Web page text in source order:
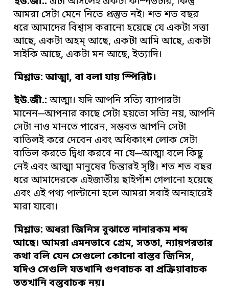
আমরা সেটা মেনে নিতে প্রস্তুত নই। শত শত বছর
ধরে আমাদের বিশ্বাস করানো হয়েছে যে একটা সত্তা
আছে, একটা অহম্ আছে, একটা আমি আছে, একটা
সাইকি আছে, একটা মন আছে, ইত্যাদি।
মিশ্লাভ: আত্মা,বা বলা যায় স্পিরিট।
ইউ.জী.: আত্মা। যদি আপনি সত্যি ব্যাপারটা
মানেন─আপনার কাছে সেটা হয়তো সত্যি নয়, আপনি
সেটা নাও মানতে পারেন, সম্ভবত আপনি সেটা
বাতিলই করে দেবেন এবং অধিকাংশ লোক সেটা
বাতিল করতে দ্বিধা করবে না যে─আত্মা বলে কিছু
নেই এবং আত্মা মানুষের চিন্তারই সৃষ্টি। শত শত বছর
ধরে আমাদেরকে এইজাতীয় ছাইপাঁশ গেলানো হয়েছে
এবং এই পথ্য পাল্টানো হলে আমরা সবাই অনাহারেই
মারা যাবো।
মিশ্লাভ: অধরা জিনিস বুঝাতে নানারকম শব্দ
আছে।আমরা এমনভাবে প্রেম,সততা,ন্যায়পরতার
কথা বলি যেন সেগুলো কোনো বাস্তব জিনিস,
যদিও সেগুলি যতখানি গুণবাচক বা প্রক্রিয়াবাচক
ততখানি বস্তুবাচক নয়।